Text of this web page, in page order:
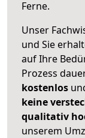
Ferne.
Unser
und Sie
auf Ihre
Prozess
kostenlos
keine
qualitativ
unserem